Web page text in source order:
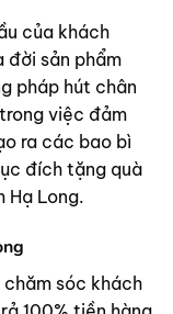
của khách
đời sản phẩm
pháp hút chân
việc đảm
ra các bao bì
đích tặng quà
Hạ Long.
sóc khách